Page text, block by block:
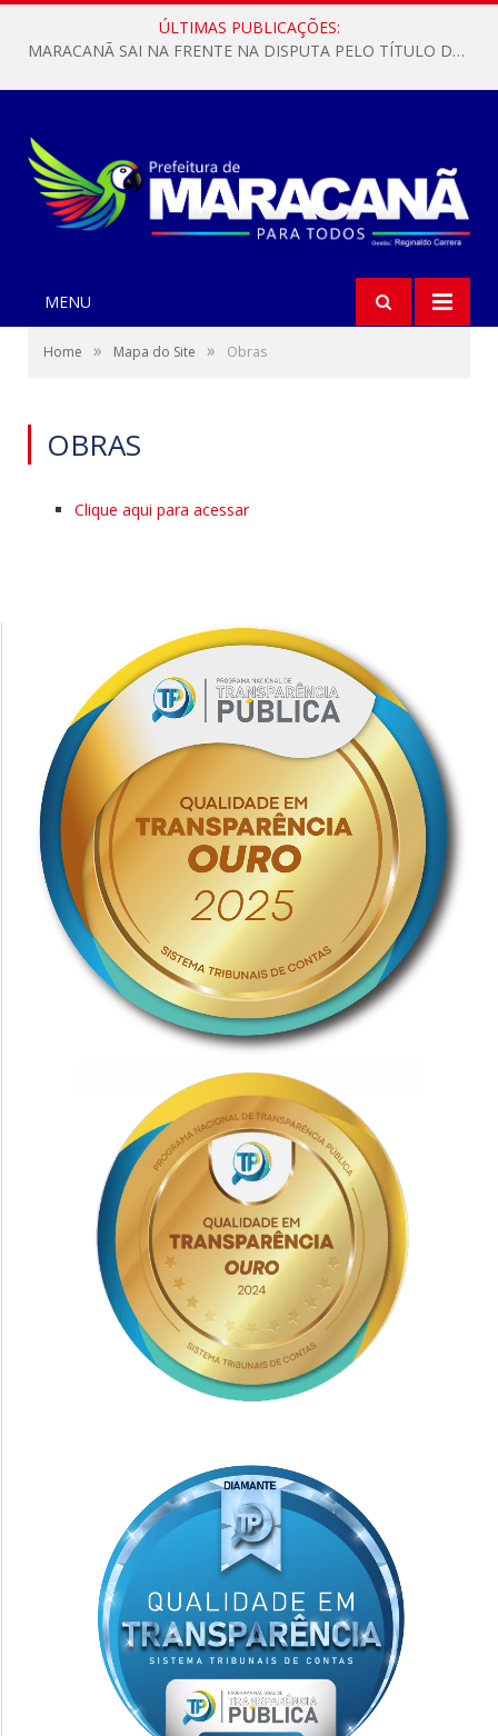
ÚLTIMAS PUBLICAÇÕES:
MARACANÃ SAI NA FRENTE NA DISPUTA PELO TÍTULO DA COPA PARÁ SUB-17!
MENU
Home » Mapa do Site » Obras
OBRAS
Clique aqui para acessar